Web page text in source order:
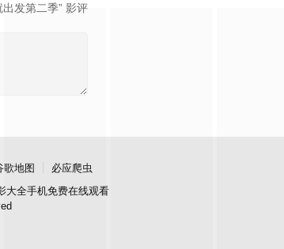
出发第二季” 影评
歌地图
必应爬虫
大全手机免费在线观看